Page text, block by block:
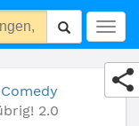
Comedy
2.0